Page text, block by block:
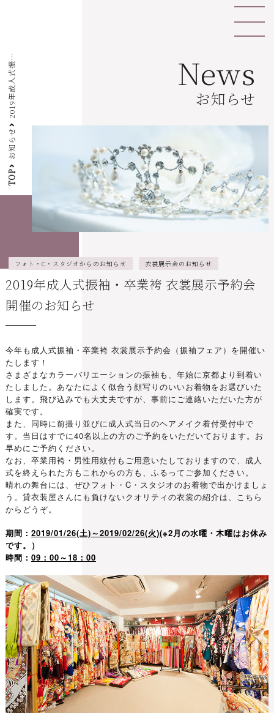
News
お知らせ
TOP
お知らせ
振
せ
フォト・C・スタジオからのお知らせ 衣裳展示会のお知らせ
2019年成人式振袖・卒業袴 衣裳展示予約会
開催のお知らせ
今年も成人式振袖・卒業袴 衣裳展示予約会（振袖フェア）を開催い
たします！
さまざまなカラーバリエーションの振袖も、年始に京都より到着い
たしました。あなたによく似合う顔写りのいいお着物をお選びいた
します。飛び込みでも大丈夫ですが、事前にご連絡いただいた方が
確実です。
また、同時に前撮り並びに成人式当日のヘアメイク着付受付中で
す。当日はすでに40名以上の方のご予約をいただいております。お
早めにご予約ください。
なお、卒業用袴・男性用紋付もご用意いたしておりますので、成人
式を終えられた方もこれからの方も、ふるってご参加ください。
晴れの舞台には、ぜひフォト・C・スタジオのお着物で出かけましょ
う。貸衣装屋さんにも負けないクオリティの衣裳の紹介は、
こちら
からどうぞ。
期間： 2019/01/26(土)～2019/02/26(火)(※2月の水曜・木曜はお休み
です。）
時間： 09：00～18：00